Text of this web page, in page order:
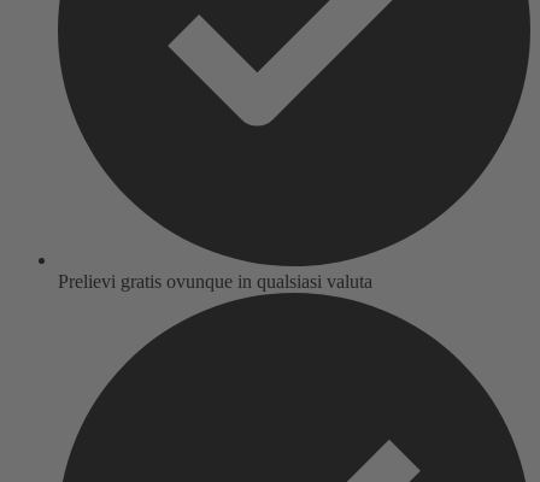
Prelievi gratis ovunque in qualsiasi valuta